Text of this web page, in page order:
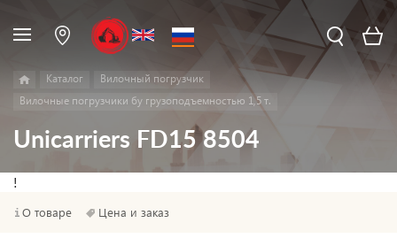
Каталог
Вилочный погрузчик
Вилочные погрузчики бу грузоподъемностью 1,5 т.
Unicarriers FD15 8504
!
О товаре Цена и заказ